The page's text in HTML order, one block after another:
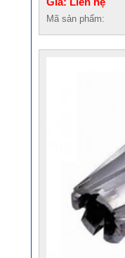
Mã sản phẩm: